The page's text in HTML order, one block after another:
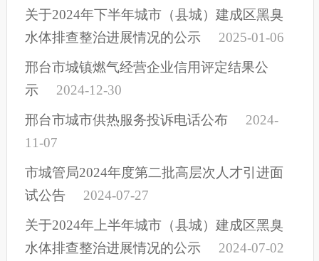
关于2024年下半年城市（县城）建成区黑臭
水体排查整治进展情况的公示
2025-01-06
邢台市城镇燃气经营企业信用评定结果公
示
2024-12-30
邢台市城市供热服务投诉电话公布
2024-
11-07
市城管局2024年度第二批高层次人才引进面
试公告
2024-07-27
关于2024年上半年城市（县城）建成区黑臭
水体排查整治进展情况的公示
2024-07-02